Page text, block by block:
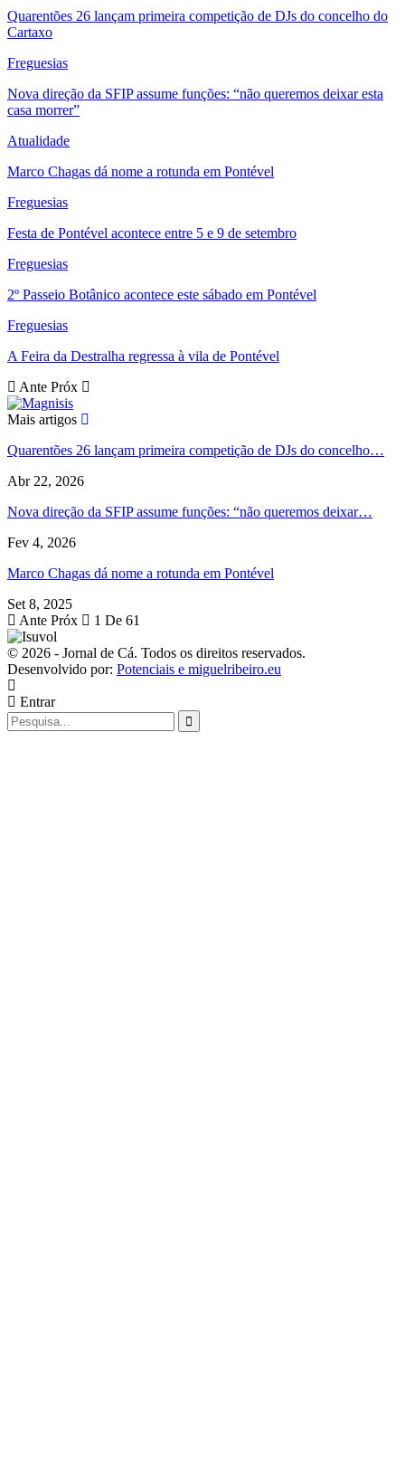
Quarentões 26 lançam primeira competição de DJs do concelho do
Cartaxo
Freguesias
Nova direção da SFIP assume funções: “não queremos deixar esta
casa morrer”
Atualidade
Marco Chagas dá nome a rotunda em Pontével
Freguesias
Festa de Pontével acontece entre 5 e 9 de setembro
Freguesias
2º Passeio Botânico acontece este sábado em Pontével
Freguesias
A Feira da Destralha regressa à vila de Pontével
Ante Próx
Mais artigos
Quarentões 26 lançam primeira competição de DJs do concelho…
Abr 22, 2026
Nova direção da SFIP assume funções: “não queremos deixar…
Fev 4, 2026
Marco Chagas dá nome a rotunda em Pontével
Set 8, 2025
Ante Próx 1 De 61
© 2026 - Jornal de Cá. Todos os direitos reservados.
Desenvolvido por: Potenciais e miguelribeiro.eu
Entrar